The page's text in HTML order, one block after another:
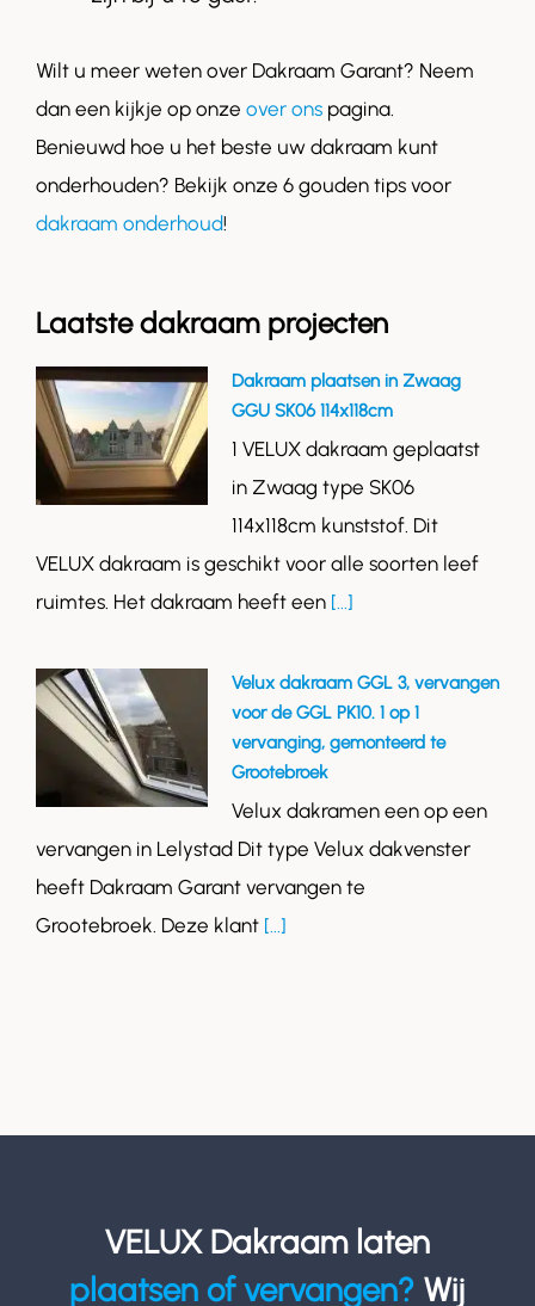
Wilt u meer weten over Dakraam Garant? Neem
dan een kijkje op onze over ons pagina.
Benieuwd hoe u het beste uw dakraam kunt
onderhouden? Bekijk onze 6 gouden tips voor
dakraam onderhoud!
Laatste dakraam projecten
Dakraam plaatsen in Zwaag
GGU SK06 114x118cm
1 VELUX dakraam geplaatst
in Zwaag type SK06
114x118cm kunststof. Dit
VELUX dakraam is geschikt voor alle soorten leef
ruimtes. Het dakraam heeft een [...]
Velux dakraam GGL 3, vervangen
voor de GGL PK10. 1 op 1
vervanging, gemonteerd te
Grootebroek
Velux dakramen een op een
vervangen in Lelystad Dit type Velux dakvenster
heeft Dakraam Garant vervangen te
Grootebroek. Deze klant [...]
VELUX Dakraam laten
plaatsen of vervangen? Wij